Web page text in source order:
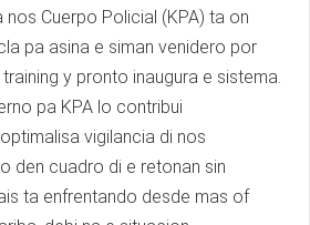
Cuerpo Policial (KPA) ta on
pa asina e siman venidero por
y pronto inaugura e sistema.
pa KPA lo contribui
vigilancia di nos
den cuadro di e retonan sin
ta enfrentando desde mas of